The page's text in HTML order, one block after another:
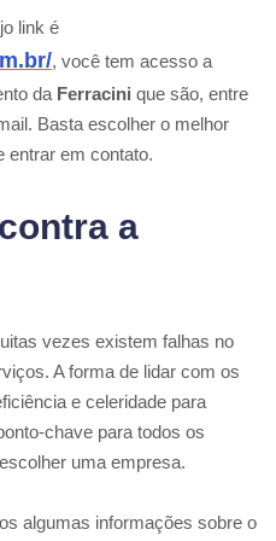
link é
, você tem acesso a
da Ferracini que são, entre
Basta escolher o melhor
entrar em contato.
a
vezes existem falhas no
A forma de lidar com os
e celeridade para
chave para todos os
uma empresa.
algumas informações sobre o